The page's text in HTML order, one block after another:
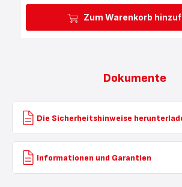
Zum Warenkorb
Dokumente
Die Sicherheitshinweise
Informationen und Garantien